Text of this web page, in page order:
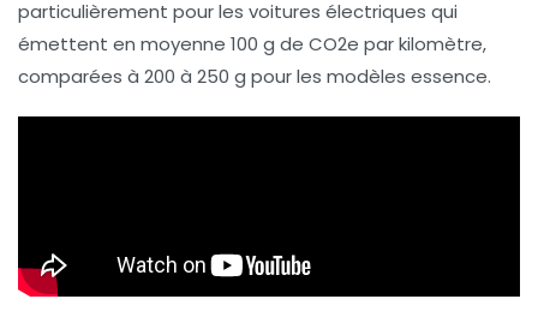
particulièrement pour les voitures électriques qui
émettent en moyenne 100 g de CO2e par kilomètre,
comparées à 200 à 250 g pour les modèles essence.